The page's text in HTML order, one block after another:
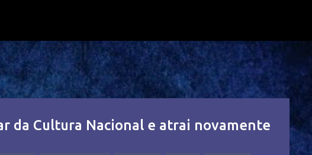
da Cultura Nacional e atrai novamente